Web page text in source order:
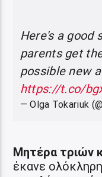
Here's a good
parents get
possible new
https://t.co/
— Olga Tokariuk
Μητέρα τριών
έκανε